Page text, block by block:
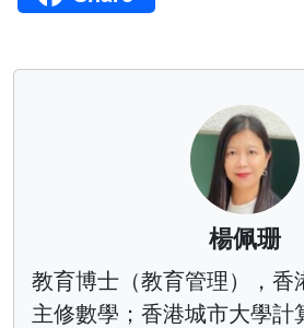
楊佩珊
教育博士（教育管理），香
主修數學；香港城市大學計